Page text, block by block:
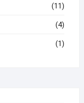
(11)
(4)
(1)